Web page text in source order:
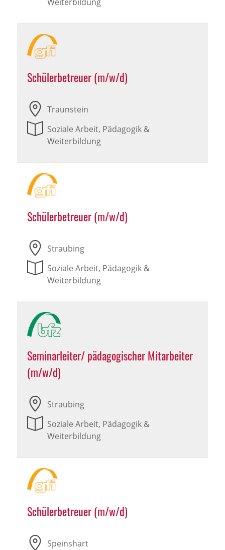
Schülerbetreuer (m/w/d)
Traunstein
Soziale Arbeit, Pädagogik &
Weiterbildung
Schülerbetreuer (m/w/d)
Straubing
Soziale Arbeit, Pädagogik &
Weiterbildung
Seminarleiter/ pädagogischer Mitarbeiter
(m/w/d)
Straubing
Soziale Arbeit, Pädagogik &
Weiterbildung
Schülerbetreuer (m/w/d)
Speinshart